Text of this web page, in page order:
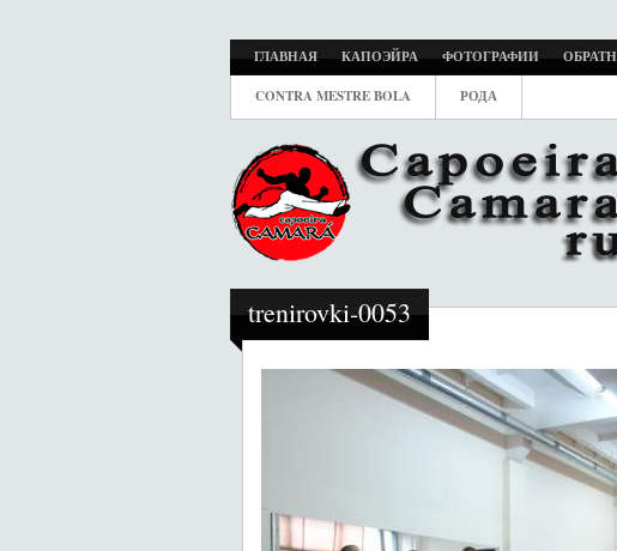
ГЛАВНАЯ КАПОЭЙРА ФОТОГРАФИИ
CONTRA MESTRE BOLA РОДА
trenirovki-0053